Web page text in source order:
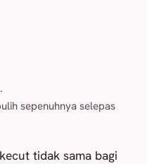
sepenuhnya selepas
tidak sama bagi